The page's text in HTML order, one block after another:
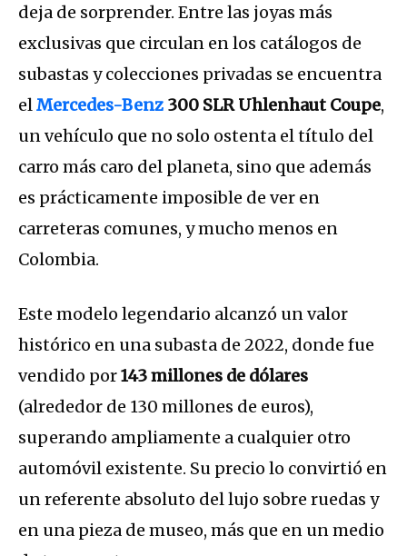
deja de sorprender. Entre las joyas más
exclusivas que circulan en los catálogos de
subastas y colecciones privadas se encuentra
elMercedes-Benz 300 SLR Uhlenhaut Coupe,
un vehículo que no solo ostenta el título del
carro más caro del planeta, sino que además
es prácticamente imposible de ver en
carreteras comunes, y mucho menos en
Colombia.
Este modelo legendario alcanzó un valor
histórico en una subasta de 2022, donde fue
vendido por143 millones de dólares
(alrededor de 130 millones de euros),
superando ampliamente a cualquier otro
automóvil existente. Su precio lo convirtió en
un referente absoluto del lujo sobre ruedas y
en una pieza de museo, más que en un medio